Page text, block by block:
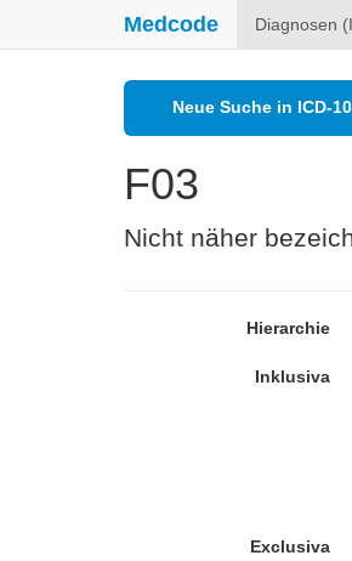
Medcode Diagnosen
Neue Suche in ICD-
F03
Nicht näher
Hierarchie
Inklusiva
Exclusiva